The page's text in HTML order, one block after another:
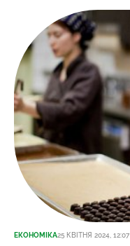
ЕКОНОМІКА25 КВІТНЯ 2024, 12:07